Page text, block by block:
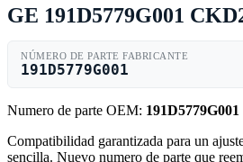
GE 191D5779G001
NÚMERO DE PARTE FABRICANTE
191D5779G001
Numero de parte OEM: 191D5779G001
Compatibilidad garantizada para un
sencilla. Nuevo numero de parte que